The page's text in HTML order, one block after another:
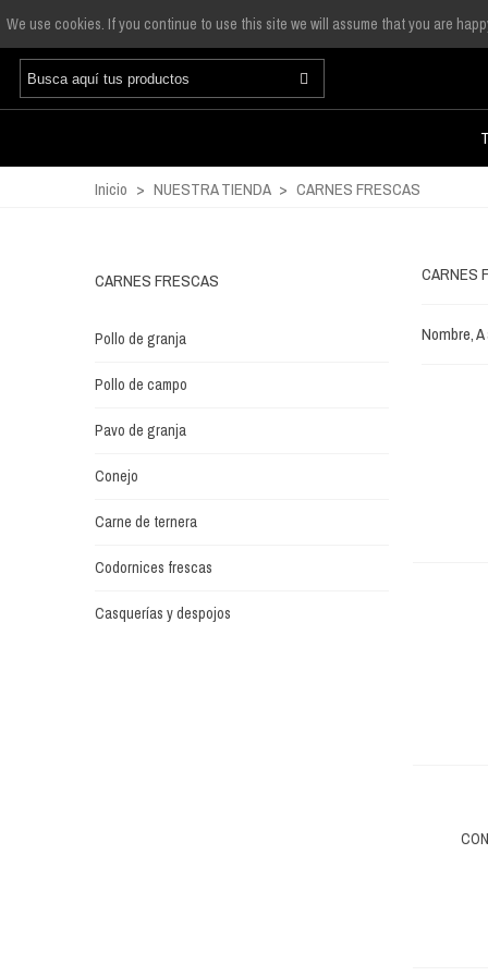
We use cookies. If you continue to use this site we will assume that you are
Inicio > NUESTRA TIENDA > CARNES FRESCAS
CARNES FRESCAS
Pollo de granja
Pollo de campo
Pavo de granja
Conejo
Carne de ternera
Codornices frescas
Casquerías y despojos
CARNES
Nombre,